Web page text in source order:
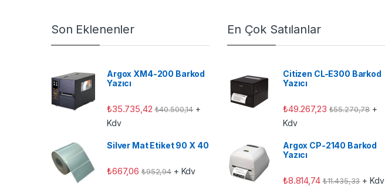
Son Eklenenler
Argox XM4-200 Barkod
Yazıcı
₺35.735,42 ₺40.500,14 +
Kdv
Silver Mat Etiket 90 X 40
₺667,06 ₺952,94+ Kdv
En Çok Satılanlar
Citizen CL-E300 Barkod
Yazıcı
₺49.267,23 ₺55.270,78 +
Kdv
Argox CP-2140 Barkod
Yazıcı
₺8.814,74 ₺11.435,33+ Kdv